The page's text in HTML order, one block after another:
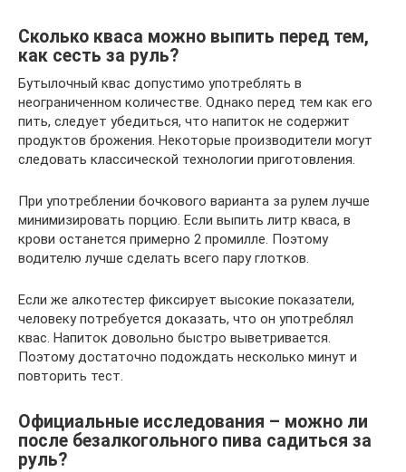
Сколько кваса можно выпить перед тем,
как сесть за руль?
Бутылочный квас допустимо употреблять в
неограниченном количестве. Однако перед тем как его
пить, следует убедиться, что напиток не содержит
продуктов брожения. Некоторые производители могут
следовать классической технологии приготовления.
При употреблении бочкового варианта за рулем лучше
минимизировать порцию. Если выпить литр кваса, в
крови останется примерно 2 промилле. Поэтому
водителю лучше сделать всего пару глотков.
Если же алкотестер фиксирует высокие показатели,
человеку потребуется доказать, что он употреблял
квас. Напиток довольно быстро выветривается.
Поэтому достаточно подождать несколько минут и
повторить тест.
Официальные исследования – можно ли
после безалкогольного пива садиться за
руль?